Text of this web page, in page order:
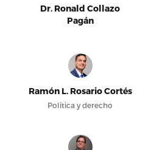
Dr. Ronald Collazo
Pagán
Ramón L. Rosario Cortés
Política y derecho